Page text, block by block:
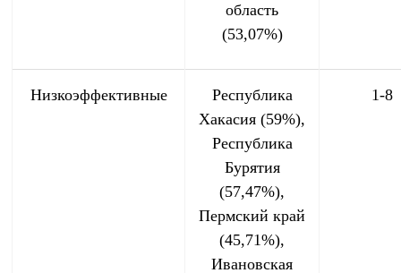
область
(53,07%)
Низкоэффективные
Республика
Хакасия (59%),
Республика
Бурятия
(57,47%),
Пермский край
(45,71%),
Ивановская
1-8